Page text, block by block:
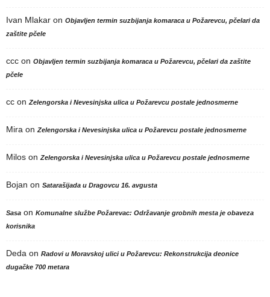
Ivan Mlakar on Objavljen termin suzbijanja komaraca u Požarevcu, pčelari da
zaštite pčele
ccc on Objavljen termin suzbijanja komaraca u Požarevcu, pčelari da zaštite
pčele
cc on Zelengorska i Nevesinjska ulica u Požarevcu postale jednosmerne
Mira on Zelengorska i Nevesinjska ulica u Požarevcu postale jednosmerne
Milos on Zelengorska i Nevesinjska ulica u Požarevcu postale jednosmerne
Bojan on Satarašijada u Dragovcu 16. avgusta
Sasa on Komunalne službe Požarevac: Održavanje grobnih mesta je obaveza
korisnika
Deda on Radovi u Moravskoj ulici u Požarevcu: Rekonstrukcija deonice
dugačke 700 metara